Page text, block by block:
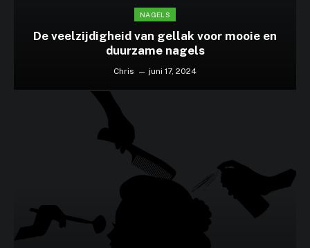
NAGELS
De veelzijdigheid van gellak voor mooie en
duurzame nagels
Chris juni 17, 2024